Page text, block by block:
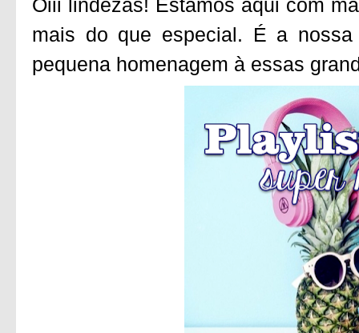
Oiii lindezas! Estamos aqui com
mais do que especial. É a
pequena homenagem à essas